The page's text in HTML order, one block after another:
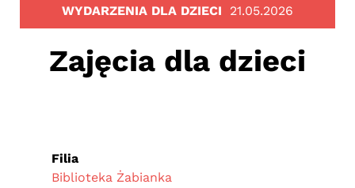
WYDARZENIA DLA DZIECI 21.05.2026
Zajęcia dla dzieci
Filia
Biblioteka Żabianka